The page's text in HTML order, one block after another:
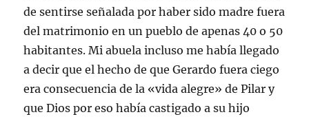
de sentirse señalada por haber sido madre fuera
del matrimonio en un pueblo de apenas 40 o 50
habitantes. Mi abuela incluso me había llegado
a decir que el hecho de que Gerardo fuera ciego
era consecuencia de la «vida alegre» de Pilar y
que Dios por eso había castigado a su hijo